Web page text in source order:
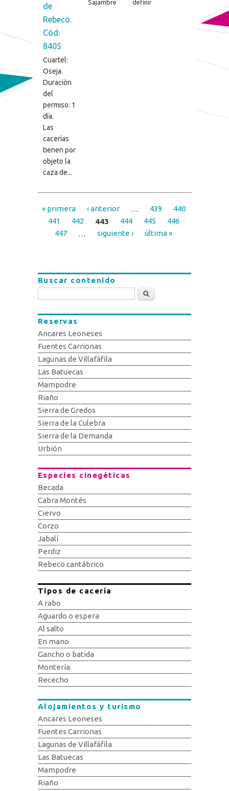
de
Rebeco.
Cód:
8405
Cuartel:
Oseja.
Duración
del
permiso: 1
día.
Las
cacerías
tienen por
objeto la
caza de...
Sajambre definir
Páginas
« primera ‹ anterior … 439
440
441
442 443 444 445
446
447
… siguiente › última »
Buscar contenido
Buscar
Reservas
Ancares Leoneses
Fuentes Carrionas
Lagunas de Villafáfila
Las Batuecas
Mampodre
Riaño
Sierra de Gredos
Sierra de la Culebra
Sierra de la Demanda
Urbión
Especies cinegéticas
Becada
Cabra Montés
Ciervo
Corzo
Jabalí
Perdiz
Rebeco cantábrico
Tipos de cacería
A rabo
Aguardo o espera
Al salto
En mano
Gancho o batida
Montería
Rececho
Alojamientos y turismo
Ancares Leoneses
Fuentes Carrionas
Lagunas de Villafáfila
Las Batuecas
Mampodre
Riaño